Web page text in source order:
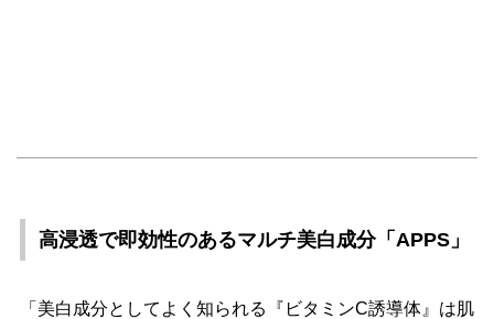
高浸透で即効性のあるマルチ美白成分「APPS」
「美白成分としてよく知られる『ビタミンC誘導体』は肌